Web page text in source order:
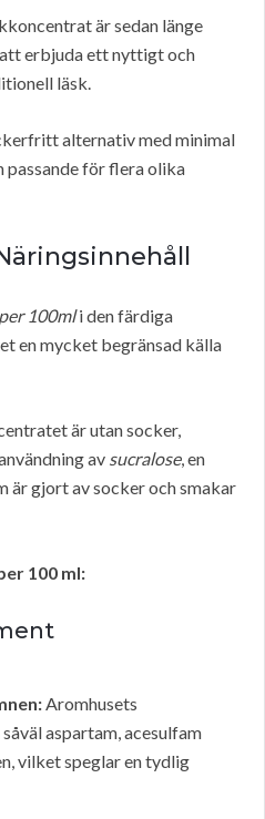
är sedan länge
erbjuda ett nyttigt och
läsk.
alternativ med minimal
passande för flera olika
100mli den färdiga
en mycket begränsad källa
är utan socker,
av sucralose, en
är gjort av socker och smakar
100 ml:
Aromhusets
aspartam, acesulfam
vilket speglar en tydlig